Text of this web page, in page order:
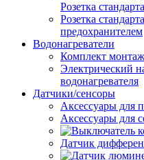
Розетка
Розетка
предохранителем
Водонагреватели
Комплект
Электрический
водонагревателя
Датчики/сенсоры
Аксессуары для
Аксессуары для
Датчик